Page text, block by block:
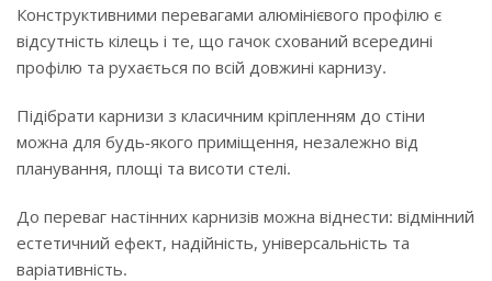
Конструктивними перевагами алюмінієвого профілю є
відсутність кілець і те, що гачок схований всередині
профілю та рухається по всій довжині карнизу.
Підібрати карнизи з класичним кріпленням до стіни
можна для будь-якого приміщення, незалежно від
планування, площі та висоти стелі.
До переваг настінних карнизів можна віднести: відмінний
естетичний ефект, надійність, універсальність та
варіативність.